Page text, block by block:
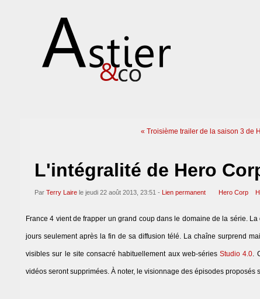
« Troisième trailer de la saison 3 de
L'intégralité de Hero
Par Terry Laire le jeudi 22 août 2013, 23:51 - Lien permanent Hero Corp
France 4 vient de frapper un grand coup dans le domaine de la série.
jours seulement après la fin de sa diffusion télé. La chaîne surprend
visibles sur le site consacré habituellement aux web-séries Studio 4.0.
vidéos seront supprimées. À noter, le visionnage des épisodes